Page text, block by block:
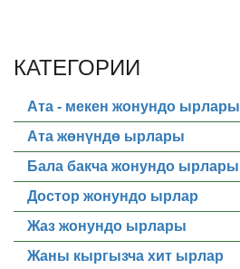
КАТЕГОРИИ
Ата - мекен жонундо ырлары
Ата жөнүндө ырлары
Бала бакча жонундо ырлары
Достор жонундо ырлар
Жаз жонундо ырлары
Жаны кыргызча хит ырлар